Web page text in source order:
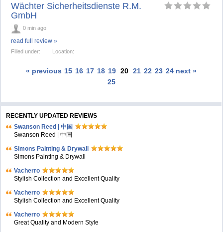
Wächter Sicherheitsdienste R.M.
GmbH
0 min ago
read full review »
Filled under: Location:
« previous next »
15 16 17 18 19 20 21 22 23 24
25
RECENTLY UPDATED REVIEWS
Swanson Reed | 中国
Swanson Reed | 中国
Simons Painting & Drywall
Simons Painting & Drywall
Vacherro
Stylish Collection and Excellent Quality
Vacherro
Stylish Collection and Excellent Quality
Vacherro
Great Quality and Modern Style